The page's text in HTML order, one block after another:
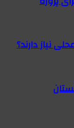
نیاز دارند؟